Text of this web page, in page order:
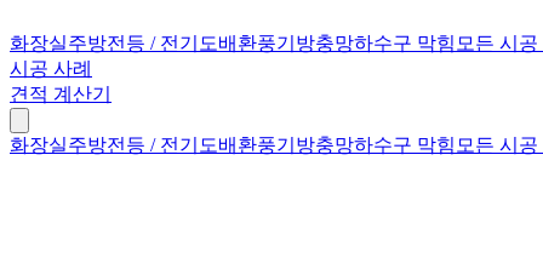
화장실주방전등 / 전기 도배 환풍기 방충망하수구 막힘 모든 시공
시공 사례
견적 계산기
화장실주방전등 / 전기 도배 환풍기 방충망하수구 막힘 모든 시공